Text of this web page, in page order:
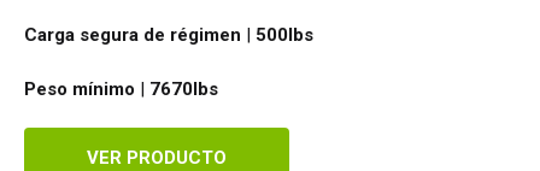
Carga segura de régimen | 500lbs
Peso mínimo | 7670lbs
VER PRODUCTO